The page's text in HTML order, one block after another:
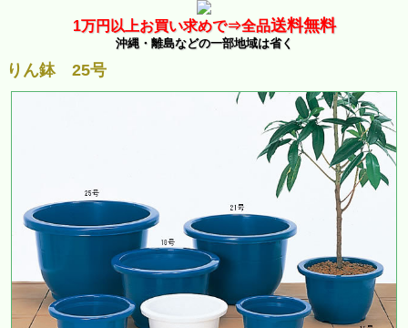
1万円以上お買い求めで⇒全品送料無料
沖縄・離島などの一部地域は省く
りん鉢 25号